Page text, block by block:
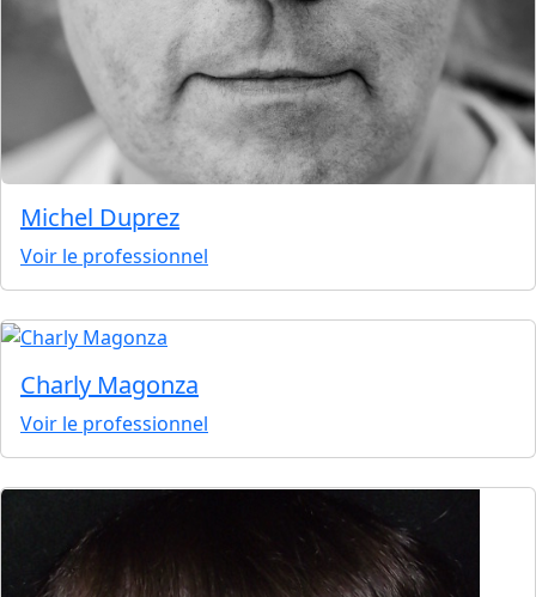
Michel Duprez
Voir le professionnel
Charly Magonza
Voir le professionnel